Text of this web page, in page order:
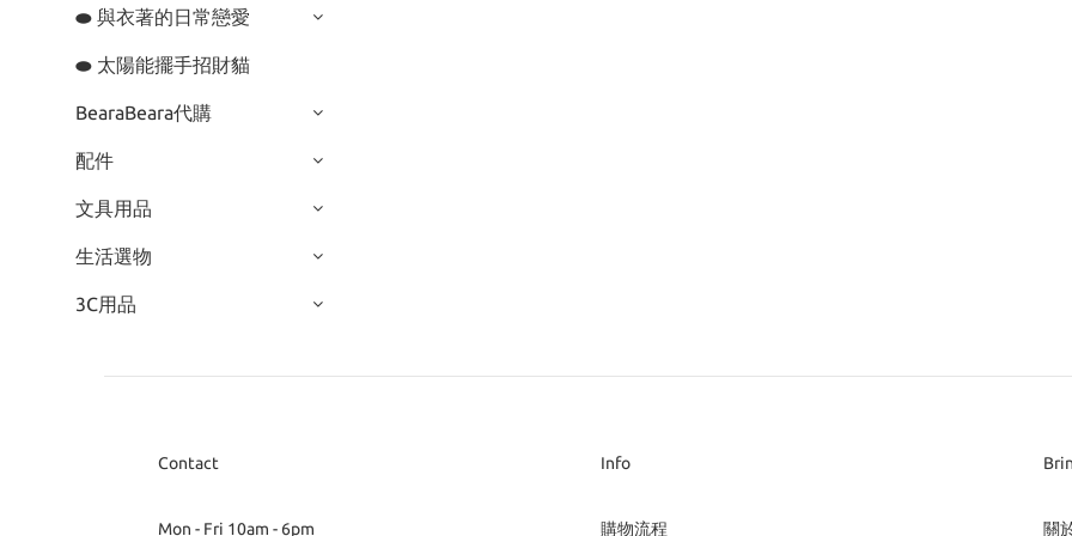
⬬ 與衣著的日常戀愛
⬬ 太陽能擺手招財貓
BearaBeara代購
配件
文具用品
生活選物
3C用品
Contact
Mon - Fri 10am - 6pm
Info
購物流程 關